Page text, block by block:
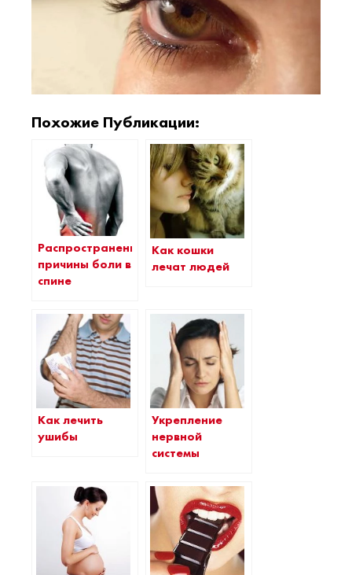
Похожие Публикации:
Распространенные
причины боли в
спине
Как кошки
лечат людей
Как лечить
ушибы
Укрепление
нервной
системы